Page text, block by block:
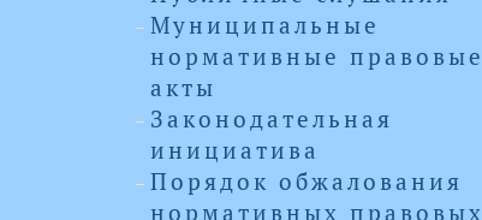
Муниципальные
нормативные правовые
акты
Законодательная
инициатива
Порядок обжалования
нормативных правовых